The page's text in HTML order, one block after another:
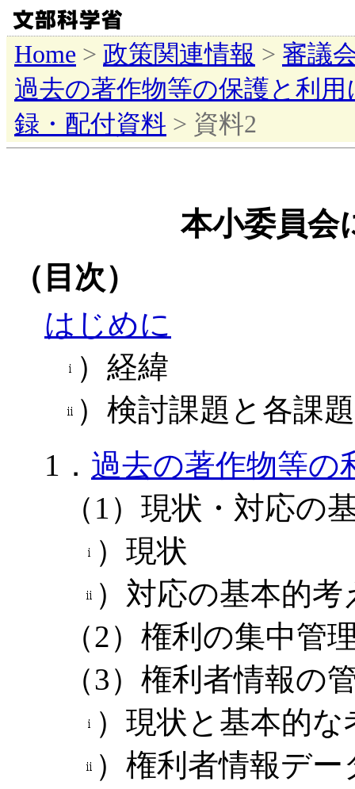
Home > 政策関連情報 > 審議
過去の著作物等の保護と利
録・配付資料 > 資料2
本小委員会
（目次）
はじめに
）経緯
）検討課題と各課
1． 過去の著作物等の
（1）現状・対応の
）現状
）対応の基本的考
（2）権利の集中管
（3）権利者情報の
）現状と基本的な
）権利者情報デ